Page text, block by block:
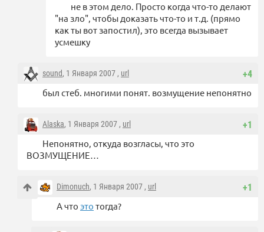
не в этом дело. Просто когда что-то делают
"на зло", чтобы доказать что-то и т.д. (прямо
как ты вот запостил), это всегда вызывает
усмешку
+4
sound, 1 Января 2007 , url
был стеб. многими понят. возмущение непонятно
+1
Alaska, 1 Января 2007 , url
Непонятно, откуда возгласы, что это
ВОЗМУЩЕНИЕ…
+1
Dimonuch, 1 Января 2007 , url
А что это тогда?